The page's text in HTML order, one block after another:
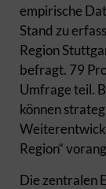
empirische
Stand zu
Region
befragt. 79
Umfrage teil.
können
Region“
Die zentralen